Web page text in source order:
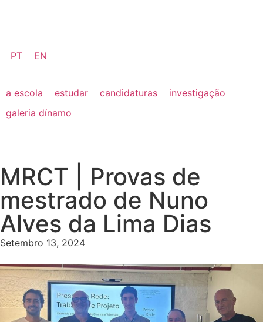
PT EN
a escola estudar candidaturas
investigação
galeria dínamo
MRCT | Provas de
mestrado de Nuno
Alves da Lima Dias
Setembro 13, 2024